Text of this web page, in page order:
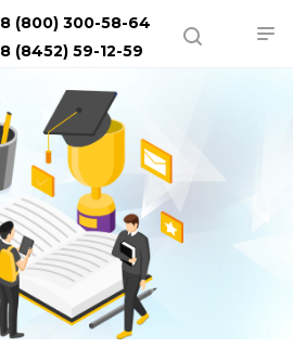
8 (800) 300-58-64
8 (8452) 59-12-59